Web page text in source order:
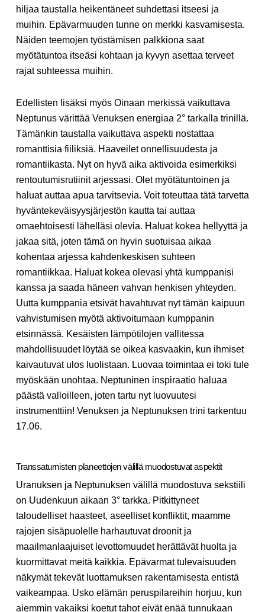
hiljaa taustalla heikentäneet suhdettasi itseesi ja
muihin. Epävarmuuden tunne on merkki kasvamisesta.
Näiden teemojen työstämisen palkkiona saat
myötätuntoa itseäsi kohtaan ja kyvyn asettaa terveet
rajat suhteessa muihin.
Edellisten lisäksi myös Oinaan merkissä vaikuttava
Neptunus värittää Venuksen energiaa 2° tarkalla trinillä.
Tämänkin taustalla vaikuttava aspekti nostattaa
romanttisia fiiliksiä. Haaveilet onnellisuudesta ja
romantiikasta. Nyt on hyvä aika aktivoida esimerkiksi
rentoutumisrutiinit arjessasi. Olet myötätuntoinen ja
haluat auttaa apua tarvitsevia. Voit toteuttaa tätä tarvetta
hyväntekeväisyysjärjestön kautta tai auttaa
omaehtoisesti lähelläsi olevia. Haluat kokea hellyyttä ja
jakaa sitä, joten tämä on hyvin suotuisaa aikaa
kohentaa arjessa kahdenkeskisen suhteen
romantiikkaa. Haluat kokea olevasi yhtä kumppanisi
kanssa ja saada häneen vahvan henkisen yhteyden.
Uutta kumppania etsivät havahtuvat nyt tämän kaipuun
vahvistumisen myötä aktivoitumaan kumppanin
etsinnässä. Kesäisten lämpötilojen vallitessa
mahdollisuudet löytää se oikea kasvaakin, kun ihmiset
kaivautuvat ulos luolistaan. Luovaa toimintaa ei toki tule
myöskään unohtaa. Neptuninen inspiraatio haluaa
päästä valloilleen, joten tartu nyt luovuutesi
instrumenttiin! Venuksen ja Neptunuksen trini tarkentuu
17.06.
Transsaturnisten planeettojen välillä muodostuvat aspektit
Uranuksen ja Neptunuksen välillä muodostuva sekstiili
on Uudenkuun aikaan 3° tarkka. Pitkittyneet
taloudelliset haasteet, aseelliset konfliktit, maamme
rajojen sisäpuolelle harhautuvat droonit ja
maailmanlaajuiset levottomuudet herättävät huolta ja
kuormittavat meitä kaikkia. Epävarmat tulevaisuuden
näkymät tekevät luottamuksen rakentamisesta entistä
vaikeampaa. Usko elämän peruspilareihin horjuu, kun
aiemmin vakaiksi koetut tahot eivät enää tunnukaan